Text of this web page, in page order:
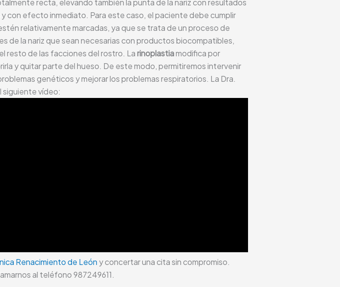
recta, elevando también la punta de la nariz con resultados
con efecto inmediato. Para este caso, el paciente debe cumplir
relativamente marcadas, ya que se trata de un proceso de
de la nariz que sean necesarias con productos biocompatibles,
resto de las facciones del rostro. Larinoplastiamodifica por
y quitar parte del hueso. De este modo, permitiremos intervenir
genéticos y mejorar los problemas respiratorios. La Dra.
siguiente vídeo:
Renacimiento de León y concertar una cita sin compromiso.
al teléfono 987249611.